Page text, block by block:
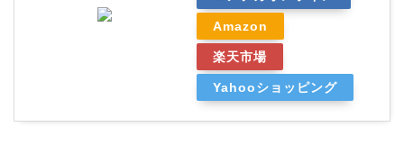
Amazon
楽天市場
Yahooショッピング